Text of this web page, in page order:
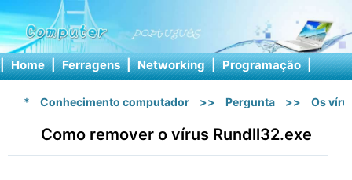
| Home | Ferragens | Networking | Programação |
* Conhecimento computador >> Pergunta >> Os
Como remover o vírus Rundll32.exe